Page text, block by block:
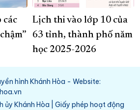
các
Lịch thi vào lớp 10 của
63 tỉnh, thành phố năm
học 2025-2026
hình Khánh Hòa - Website:
ủy Khánh Hòa | Giấy phép hoạt động